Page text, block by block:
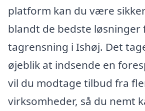
platform kan du være
blandt de bedste løsninger
tagrensning i Ishøj. Det
øjeblik at indsende en
vil du modtage tilbud fra
virksomheder, så du nemt